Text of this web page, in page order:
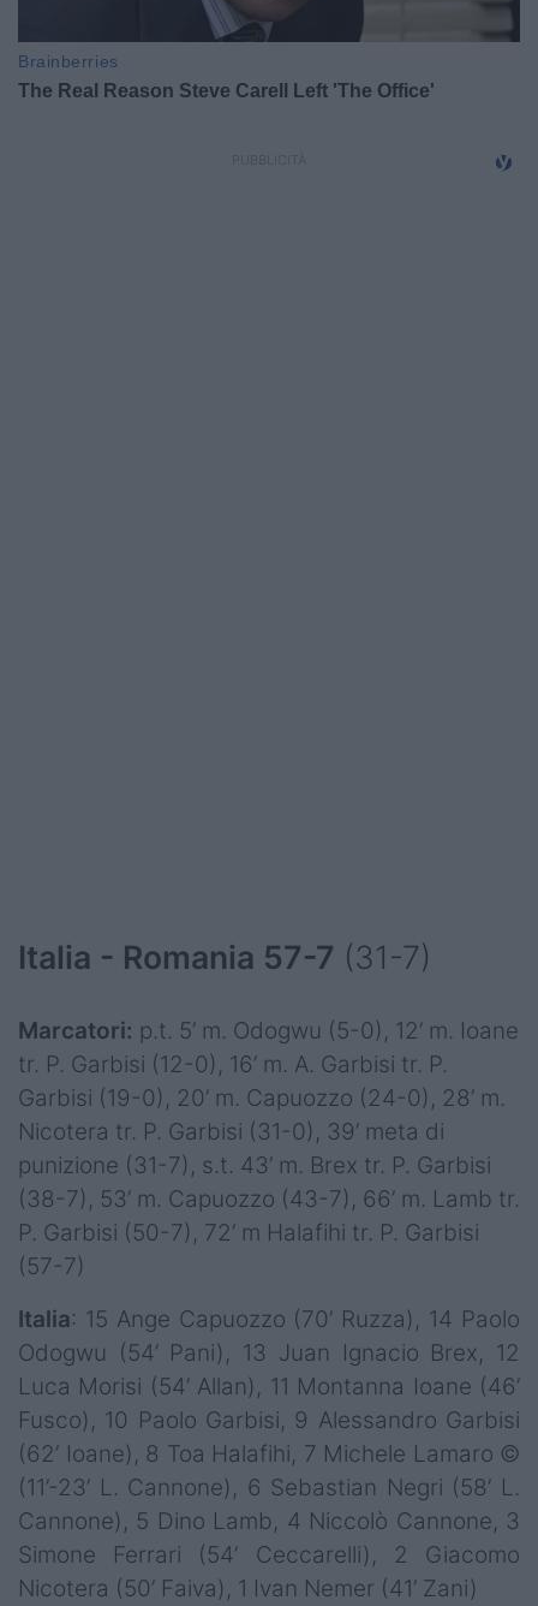
Italia - Romania 57-7 (31-7)
Marcatori: p.t. 5’ m. Odogwu (5-0), 12’ m. Ioane
tr. P. Garbisi (12-0), 16’ m. A. Garbisi tr. P.
Garbisi (19-0), 20’ m. Capuozzo (24-0), 28’ m.
Nicotera tr. P. Garbisi (31-0), 39’ meta di
punizione (31-7), s.t. 43’ m. Brex tr. P. Garbisi
(38-7), 53’ m. Capuozzo (43-7), 66’ m. Lamb tr.
P. Garbisi (50-7), 72’ m Halafihi tr. P. Garbisi
(57-7)
Italia: 15 Ange Capuozzo (70’ Ruzza), 14 Paolo
Odogwu (54’ Pani), 13 Juan Ignacio Brex, 12
Luca Morisi (54’ Allan), 11 Montanna Ioane (46’
Fusco), 10 Paolo Garbisi, 9 Alessandro Garbisi
(62’ Ioane), 8 Toa Halafihi, 7 Michele Lamaro ©
(11’-23’ L. Cannone), 6 Sebastian Negri (58’ L.
Cannone), 5 Dino Lamb, 4 Niccolò Cannone, 3
Simone Ferrari (54’ Ceccarelli), 2 Giacomo
Nicotera (50’ Faiva), 1 Ivan Nemer (41’ Zani)